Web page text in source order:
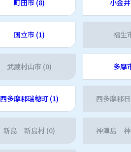
町田市 (8) 小金
国立市 (1) 福生
武蔵村山市 (0) 多摩
西多摩郡瑞穂町 (1) 西多摩郡
新島 新島村 (0) 神津島 神